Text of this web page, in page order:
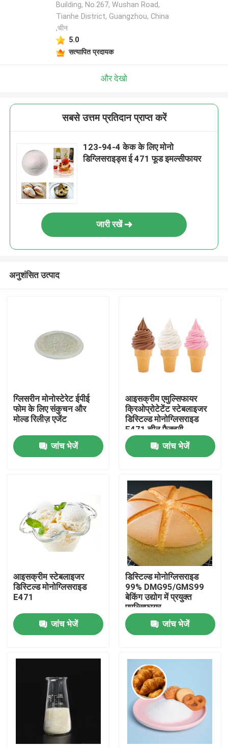
घर
वीडियो
हमारे बारे में
कारखाना भ्रमण
संपर्क करें
एक उद्धरण का अनुरोध करें
Building, No.267, Wushan Road,
Tianhe District, Guangzhou, China
,चीन
5.0
सत्यापित प्रदायक
और देखो
सबसे उत्तम प्रतिदान प्राप्त करें
123-94-4 केक के लिए मोनो
डिग्लिसराइड्स ई 471 फूड इमल्सीफायर
जारी रखें
अनुशंसित उत्पाद
ग्लिसरीन मोनोस्टेरेट ईपीई
फोम के लिए संकुचन और
मोल्ड रिलीज़ एजेंट
जांच भेजें
आइसक्रीम एमुल्सिफायर
क्रिओप्रोटेटेंट स्टेबलाइजर
डिस्टिल्ड मोनोग्लिसराइड
E471 चीन फैक्टरी
जांच भेजें
आइसक्रीम स्टेबलाइजर
डिस्टिल्ड मोनोग्लिसराइड
E471
जांच भेजें
डिस्टिल्ड मोनोग्लिसराइड
99% DMG95/GMS99
बेकिंग उद्योग में प्रयुक्त
एमुल्सिफायर
जांच भेजें